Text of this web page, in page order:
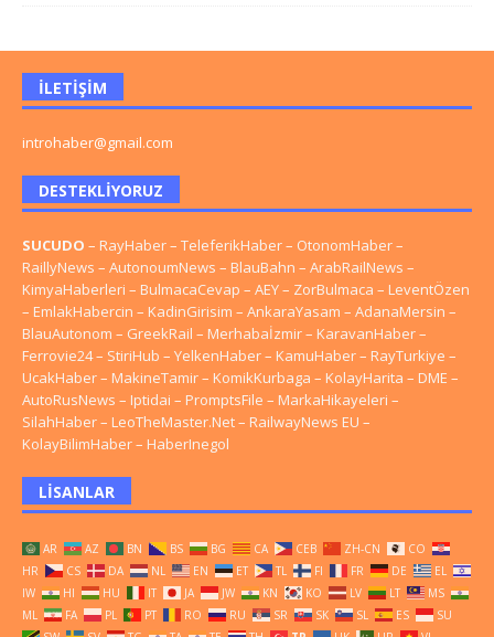
İLETIŞIM
introhaber@gmail.com
DESTEKLIYORUZ
SUCUDO – RayHaber– TeleferikHaber– OtonomHaber–
RaillyNews – AutonoumNews – BlauBahn – ArabRailNews –
KimyaHaberleri – BulmacaCevap – AEY– ZorBulmaca – LeventÖzen
– EmlakHabercin – KadinGirisim – AnkaraYasam – AdanaMersin –
BlauAutonom – GreekRail – Merhabaİzmir– KaravanHaber–
Ferrovie24– StiriHub – YelkenHaber– KamuHaber– RayTurkiye –
UcakHaber– MakineTamir– KomikKurbaga – KolayHarita – DME –
AutoRusNews – Iptidai – PromptsFile – MarkaHikayeleri –
SilahHaber– LeoTheMaster.Net– RailwayNews EU –
KolayBilimHaber– HaberInegol
LISANLAR
AR AZ BN BS BG CA CEB ZH-CN
CO
HR
CS DA NL EN ET TL FI FR DE
EL
IW
HI HU IT JA JW KN KO LV LT
MS
ML
FA PL PT RO RU SR SK SL ES
SU